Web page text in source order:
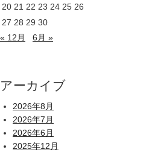
20 21 22 23 24 25 26
27 28 29 30
« 12月
6月 »
アーカイブ
2026年8月
2026年7月
2026年6月
2025年12月